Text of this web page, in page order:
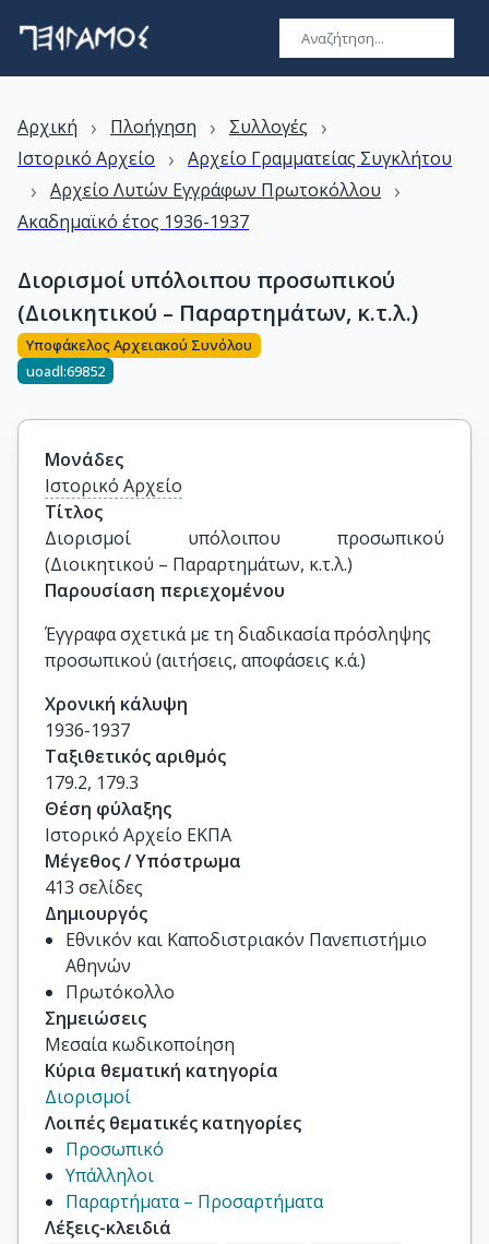
Αρχική › Πλοήγηση › Συλλογές ›
Ιστορικό Αρχείο › Αρχείο Γραμματείας Συγκλήτου
› Αρχείο Λυτών Εγγράφων Πρωτοκόλλου ›
Ακαδημαϊκό έτος 1936-1937
Διορισμοί υπόλοιπου προσωπικού
(Διοικητικού – Παραρτημάτων, κ.τ.λ.)
Υποφάκελος Αρχειακού Συνόλου
uoadl:69852
Μονάδες
Ιστορικό Αρχείο
Τίτλος
Διορισμοί υπόλοιπου προσωπικού
(Διοικητικού – Παραρτημάτων, κ.τ.λ.)
Παρουσίαση περιεχομένου
Έγγραφα σχετικά με τη διαδικασία πρόσληψης
προσωπικού (αιτήσεις, αποφάσεις κ.ά.)
Χρονική κάλυψη
1936-1937
Ταξιθετικός αριθμός
179.2, 179.3
Θέση φύλαξης
Ιστορικό Αρχείο ΕΚΠΑ
Μέγεθος / Υπόστρωμα
413 σελίδες
Δημιουργός
Εθνικόν και Καποδιστριακόν Πανεπιστήμιο
Αθηνών
Πρωτόκολλο
Σημειώσεις
Μεσαία κωδικοποίηση
Κύρια θεματική κατηγορία
Διορισμοί
Λοιπές θεματικές κατηγορίες
Προσωπικό
Υπάλληλοι
Παραρτήματα – Προσαρτήματα
Λέξεις-κλειδιά